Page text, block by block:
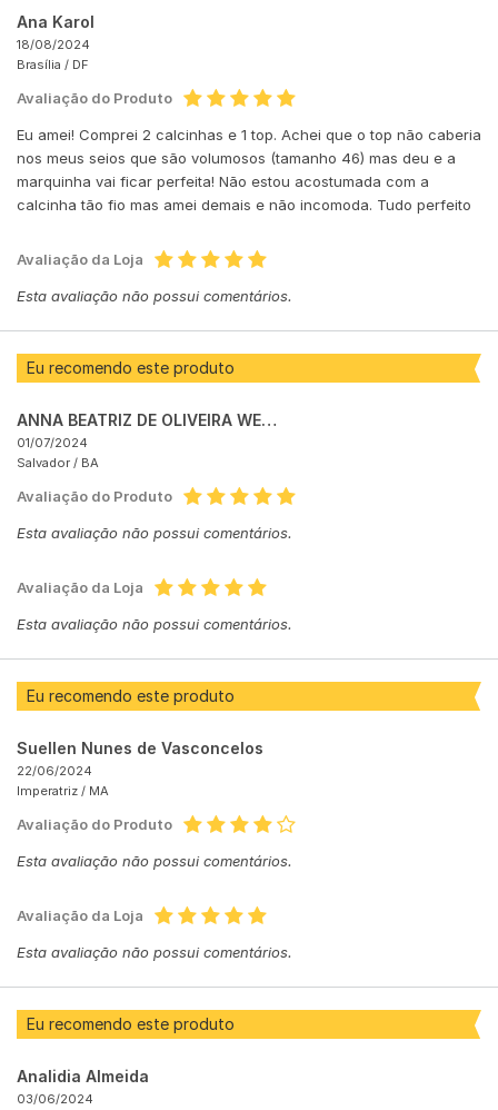
Ana Karol
18/08/2024
Brasília / DF
Avaliação do Produto
Eu amei! Comprei 2 calcinhas e 1 top. Achei que o top não caberia
nos meus seios que são volumosos (tamanho 46) mas deu e a
marquinha vai ficar perfeita! Não estou acostumada com a
calcinha tão fio mas amei demais e não incomoda. Tudo perfeito
Avaliação da Loja
Esta avaliação não possui comentários.
Eu recomendo este produto
ANNA BEATRIZ DE OLIVEIRA WEBER
01/07/2024
Salvador / BA
Avaliação do Produto
Esta avaliação não possui comentários.
Avaliação da Loja
Esta avaliação não possui comentários.
Eu recomendo este produto
Suellen Nunes de Vasconcelos
22/06/2024
Imperatriz / MA
Avaliação do Produto
Esta avaliação não possui comentários.
Avaliação da Loja
Esta avaliação não possui comentários.
Eu recomendo este produto
Analidia Almeida
03/06/2024